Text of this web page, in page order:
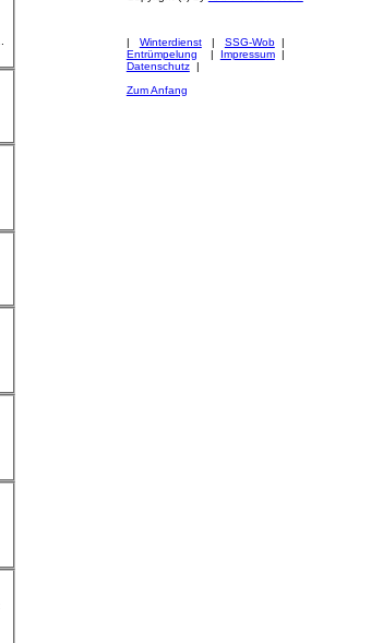
| Winterdienst| SSG-Wob|
Entrümpelung | Impressum|
Datenschutz|
Zum Anfang